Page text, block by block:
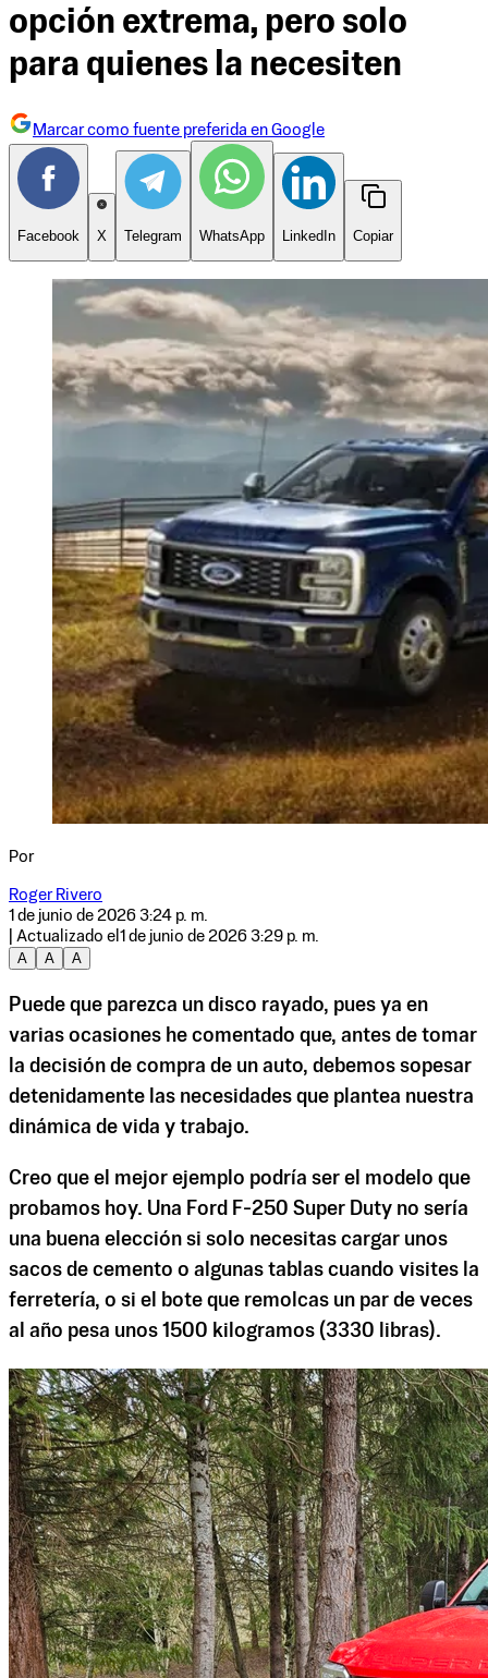
opción extrema, pero solo
para quienes la necesiten
Marcar como fuente preferida en Google
Facebook X Telegram WhatsApp LinkedIn Copiar
Por
Roger Rivero
1 de junio de 2026 3:24 p. m.
| Actualizado el 1 de junio de 2026 3:29 p. m.
A
A A
Puede que parezca un disco rayado, pues ya en
varias ocasiones he comentado que, antes de tomar
la decisión de compra de un auto, debemos sopesar
detenidamente las necesidades que plantea nuestra
dinámica de vida y trabajo.
Creo que el mejor ejemplo podría ser el modelo que
probamos hoy. Una Ford F-250 Super Duty no sería
una buena elección si solo necesitas cargar unos
sacos de cemento o algunas tablas cuando visites la
ferretería, o si el bote que remolcas un par de veces
al año pesa unos 1500 kilogramos (3330 libras).